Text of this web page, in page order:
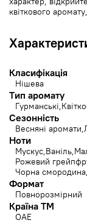
квіткового
Класифікація
Нішева
Тип аромату
Гурманські
Сезонність
Весняні аромати
Ноти
Мускус Ваніль
Рожевий
Чорна смородина
Формат
Повнорозмірний
Країна ТМ
ОАЕ